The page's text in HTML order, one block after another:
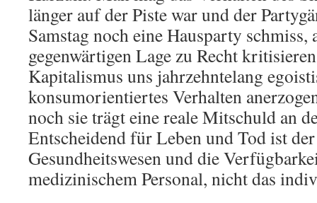
länger auf der Piste war und der
Samstag noch eine Hausparty schmiss,
gegenwärtigen Lage zu Recht
Kapitalismus uns jahrzehntelang
konsumorientiertes Verhalten
noch sie trägt eine reale Mitschuld an
Entscheidend für Leben und Tod ist
Gesundheitswesen und die
medizinischem Personal, nicht das